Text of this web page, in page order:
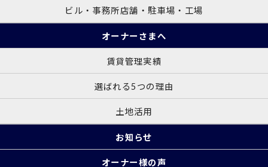
ビル・事務所店舗・駐車場・工場
オーナーさまへ
賃貸管理実績
選ばれる5つの理由
土地活用
お知らせ
オーナー様の声